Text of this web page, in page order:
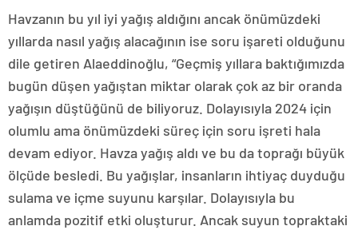
Havzanın bu yıl iyi yağış aldığını ancak önümüzdeki
yıllarda nasıl yağış alacağının ise soru işareti olduğunu
dile getiren Alaeddinoğlu, “Geçmiş yıllara baktığımızda
bugün düşen yağıştan miktar olarak çok az bir oranda
yağışın düştüğünü de biliyoruz. Dolayısıyla 2024 için
olumlu ama önümüzdeki süreç için soru işreti hala
devam ediyor. Havza yağış aldı ve bu da toprağı büyük
ölçüde besledi. Bu yağışlar, insanların ihtiyaç duyduğu
sulama ve içme suyunu karşılar. Dolayısıyla bu
anlamda pozitif etki oluşturur. Ancak suyun topraktaki